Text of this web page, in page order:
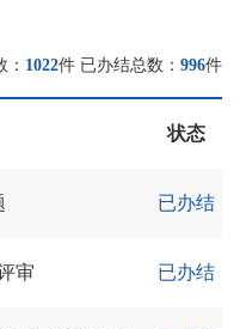
1022件 已办结总数： 996件
状态
已办结
审 已办结